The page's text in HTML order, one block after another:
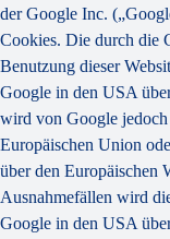
der Google Inc.
Cookies. Die durch die
Benutzung dieser
Google in den USA
wird von Google
Europäischen Union
über den Europäischen
Ausnahmefällen wird
Google in den USA